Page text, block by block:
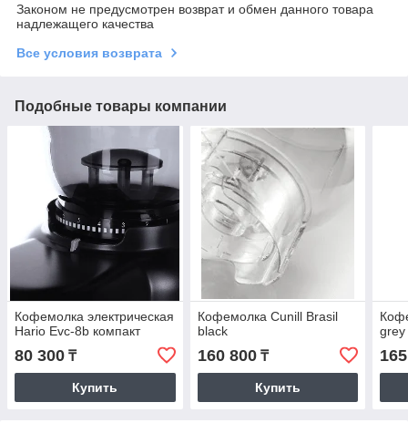
Законом не предусмотрен возврат и обмен данного товара
надлежащего качества
Все условия возврата
Подобные товары компании
Кофемолка электрическая
Hario Evc-8b компакт
80 300 ₸
Купить
Кофемолка Cunill Brasil
black
160 800₸
Купить
grey